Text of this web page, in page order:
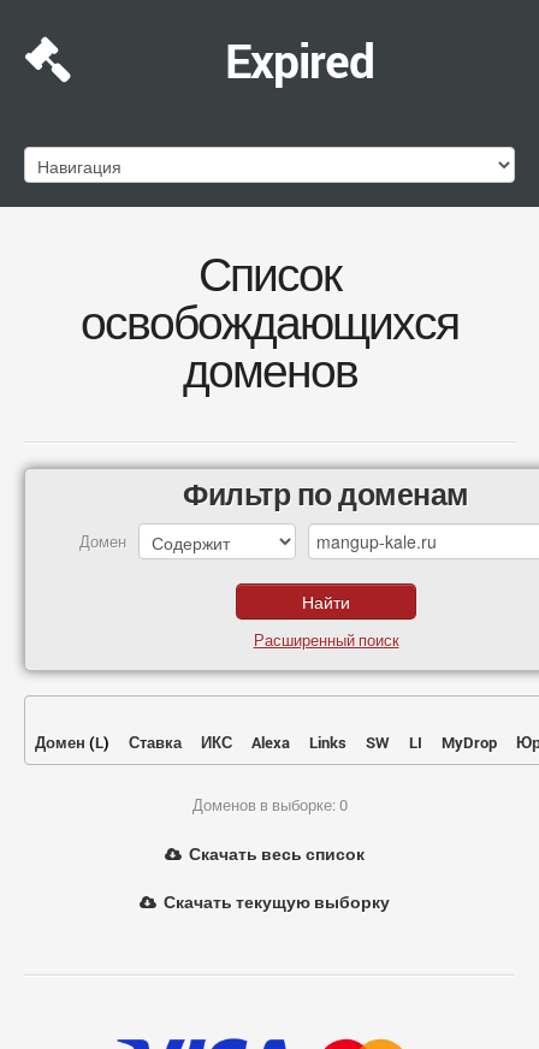
Expired
Список
освобождающихся
доменов
Фильтр по доменам
Домен
Расширенный поиск
Домен (L) Ставка ИКС Alexa Links SW LI MyDrop
Доменов в выборке: 0
Скачать весь список
Скачать текущую выборку